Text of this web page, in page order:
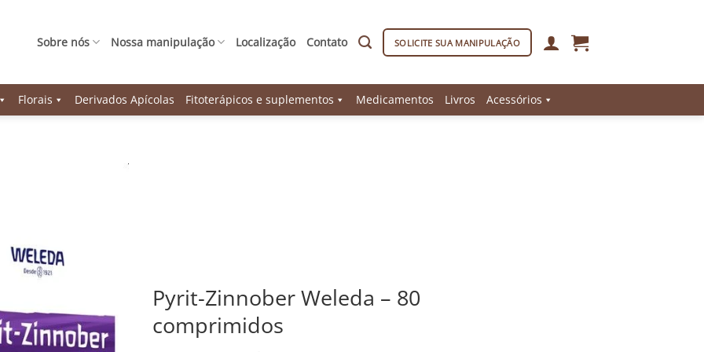
Sobre nós Nossa manipulação Localização Contato SOLICITE SUA MANIPULAÇÃO
Florais Derivados Apícolas Fitoterápicos e suplementos Medicamentos Livros Acessórios
Pyrit-Zinnober Weleda – 80
comprimidos